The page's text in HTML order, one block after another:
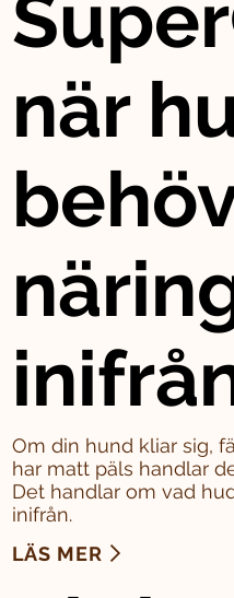
när
Om din hund kliar sig,
har matt päls handlar
Det handlar om vad
inifrån.
LÄS MER